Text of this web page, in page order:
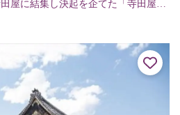
屋に結集し決起を企てた「寺田屋騒